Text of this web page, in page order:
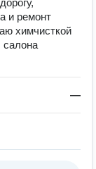
и ремонт
химчисткой
салона
—